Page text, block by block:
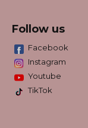
Follow us
Facebook
Instagram
Youtube
TikTok